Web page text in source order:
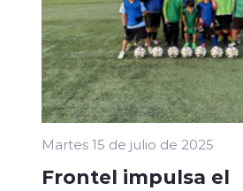
Martes 15 de julio de 2025
Frontel impulsa el